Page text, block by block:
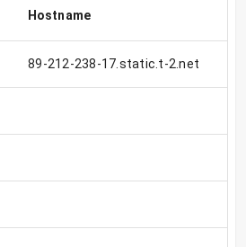
Hostname
89-212-238-17.static.t-2.net